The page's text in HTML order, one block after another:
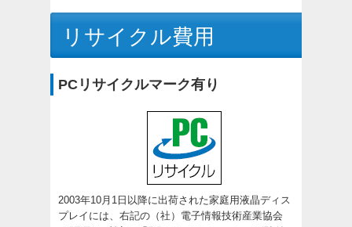
リサイクル費用
PCリサイクルマーク有り
2003年10月1日以降に出荷された家庭用液晶ディス
プレイには、右記の（社）電子情報技術産業協会